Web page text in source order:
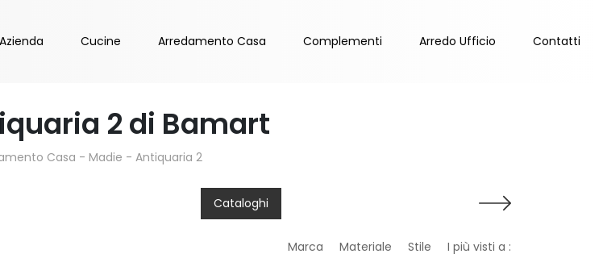
Azienda Cucine Arredamento Casa Complementi Arredo Ufficio Contatti
2 di Bamart
Casa - Madie - Antiquaria 2
Cataloghi
Marca Materiale Stile I più visti a :